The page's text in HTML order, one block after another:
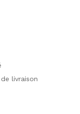
livraison